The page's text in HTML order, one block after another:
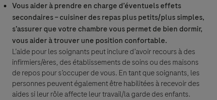
Vous aider à prendre en charge d’éventuels effets
secondaires – cuisiner des repas plus petits/plus simples,
s’assurer que votre chambre vous permet de bien dormir,
vous aider à trouver une position confortable.
L’aide pour les soignants peut inclure d’avoir recours à des
infirmiers/ères, des établissements de soins ou des maisons
de repos pour s’occuper de vous. En tant que soignants, les
personnes peuvent également être habilitées à recevoir des
aides si leur rôle affecte leur travail/la garde des enfants.
Je consens à ce que mes données personnelles soient traitées
dans le but de répondre à ma demande et conformément à la
politique de confidentialité de Roche en matière de protection
des données personnelles et aux règles de confidentialité pour
la Pharmacovigilance.